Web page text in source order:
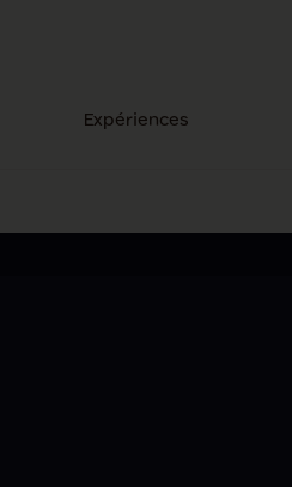
Expériences